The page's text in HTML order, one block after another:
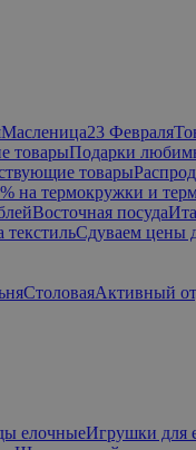
Масленица23 Февраля
товарыПодарки
товары
на термокружки и
Восточная посуда
текстильСдуваем цены
СтоловаяАктивный
елочныеИгрушки для